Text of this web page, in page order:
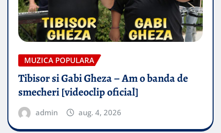
MUZICA POPULARA
Tibisor si Gabi Gheza – Am o banda de
smecheri [videoclip oficial]
admin aug. 4, 2026